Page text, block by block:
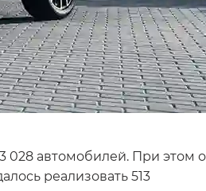
028 автомобилей. При этом
реализовать 513